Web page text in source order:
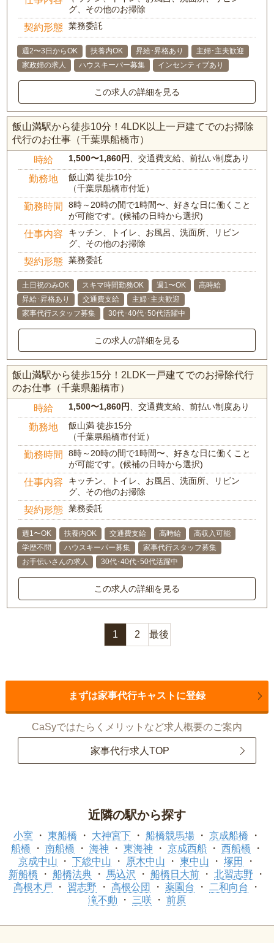
グ、その他のお掃除
契約形態 業務委託
週2〜3日からOK 扶養内OK 昇給･昇格あり
主婦･主夫歓迎
家政婦の求人
ハウスキーパー募集 インセンティブあり
この求人の詳細を見る
飯山満駅から徒歩10分！4LDK以上一戸建てでのお掃除
代行のお仕事（千葉県船橋市）
時給 1,500〜1,860円、交通費支給、前払い制度あり
勤務地
飯山満 徒歩10分
（千葉県船橋市付近）
勤務時間
8時～20時の間で1時間〜、好きな日に働くこと
が可能です。(候補の日時から選択)
仕事内容
キッチン、トイレ、お風呂、洗面所、リビン
グ、その他のお掃除
契約形態 業務委託
土日祝のみOK スキマ時間勤務OK 週1〜OK
高時給
昇給･昇格あり
交通費支給
主婦･主夫歓迎
家事代行スタッフ募集
30代･40代･50代活躍中
この求人の詳細を見る
飯山満駅から徒歩15分！2LDK一戸建てでのお掃除代行
のお仕事（千葉県船橋市）
時給 1,500〜1,860円、交通費支給、前払い制度あり
勤務地
飯山満 徒歩15分
（千葉県船橋市付近）
勤務時間
8時～20時の間で1時間〜、好きな日に働くこと
が可能です。(候補の日時から選択)
仕事内容
キッチン、トイレ、お風呂、洗面所、リビン
グ、その他のお掃除
契約形態 業務委託
週1〜OK 扶養内OK 交通費支給 高時給
高収入可能
学歴不問
ハウスキーパー募集
家事代行スタッフ募集
お手伝いさんの求人
30代･40代･50代活躍中
この求人の詳細を見る
1 2 最後
まずは家事代行キャストに登録
CaSyではたらくメリットなど求人概要のご案内
家事代行求人TOP
近隣の駅から探す
小室 東船橋 大神宮下 船橋競馬場
京成船橋
船橋
南船橋 海神 東海神 京成西船
西船橋
京成中山
下総中山 原木中山 東中山
塚田
新船橋
船橋法典 馬込沢 船橋日大前
北習志野
高根木戸
習志野 高根公団 薬園台
二和向台
滝不動
三咲 前原